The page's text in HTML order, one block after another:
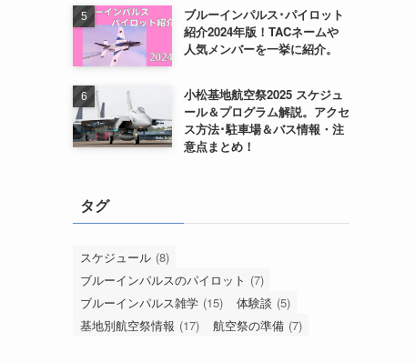
ブルーインパルス･パイロット
紹介2024年版！TACネームや
人気メンバーを一挙に紹介。
小松基地航空祭2025 スケジュ
ール＆プログラム解説。アクセ
ス方法･駐車場＆バス情報・注
意点まとめ！
タグ
スケジュール (8)
ブルーインパルスのパイロット (7)
ブルーインパルス雑学 (15) 体験談 (5)
基地別航空祭情報 (17) 航空祭の準備 (7)